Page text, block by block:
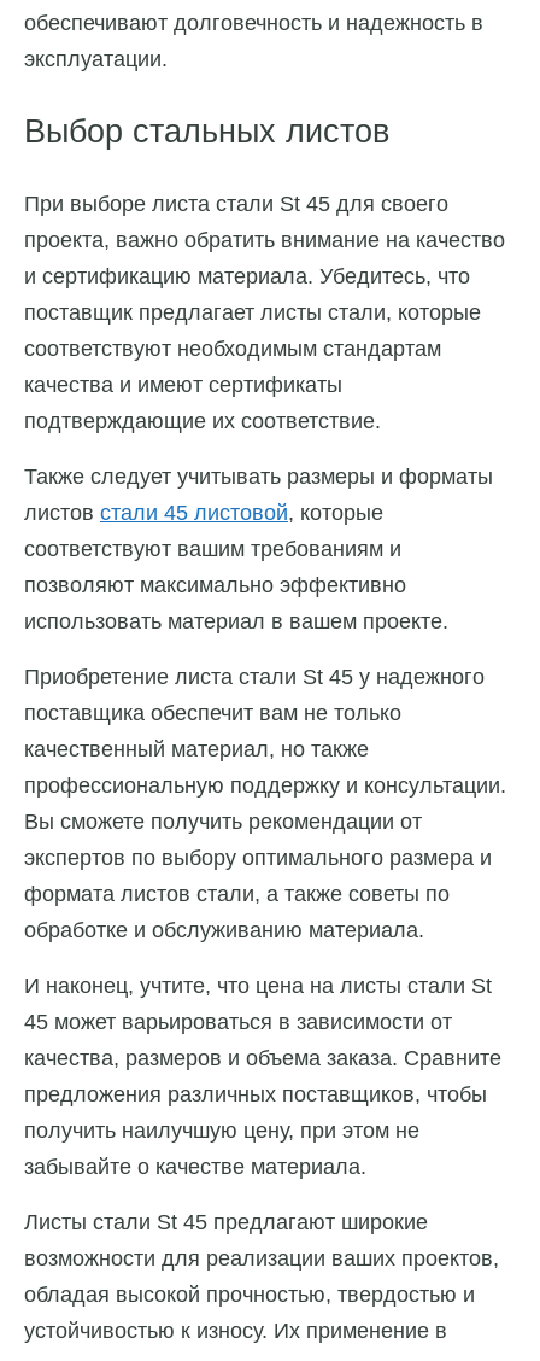
обеспечивают долговечность и надежность в
эксплуатации.
Выбор стальных листов
При выборе листа стали St 45 для своего
проекта, важно обратить внимание на качество
и сертификацию материала. Убедитесь, что
поставщик предлагает листы стали, которые
соответствуют необходимым стандартам
качества и имеют сертификаты
подтверждающие их соответствие.
Также следует учитывать размеры и форматы
листов стали 45 листовой, которые
соответствуют вашим требованиям и
позволяют максимально эффективно
использовать материал в вашем проекте.
Приобретение листа стали St 45 у надежного
поставщика обеспечит вам не только
качественный материал, но также
профессиональную поддержку и консультации.
Вы сможете получить рекомендации от
экспертов по выбору оптимального размера и
формата листов стали, а также советы по
обработке и обслуживанию материала.
И наконец, учтите, что цена на листы стали St
45 может варьироваться в зависимости от
качества, размеров и объема заказа. Сравните
предложения различных поставщиков, чтобы
получить наилучшую цену, при этом не
забывайте о качестве материала.
Листы стали St 45 предлагают широкие
возможности для реализации ваших проектов,
обладая высокой прочностью, твердостью и
устойчивостью к износу. Их применение в